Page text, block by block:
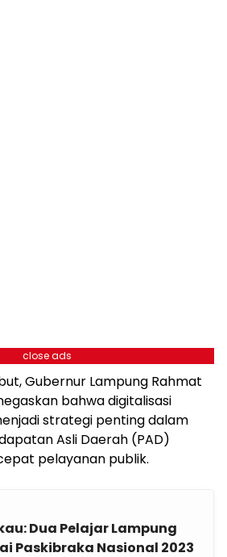
close ads
Gubernur Lampung Rahmat
bahwa digitalisasi
strategi penting dalam
Asli Daerah (PAD)
pelayanan publik.
Dua Pelajar Lampung
Paskibraka Nasional 2023